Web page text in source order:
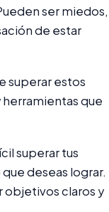
ser miedos,
de estar
superar estos
herramientas que
superar tus
deseas lograr.
claros y